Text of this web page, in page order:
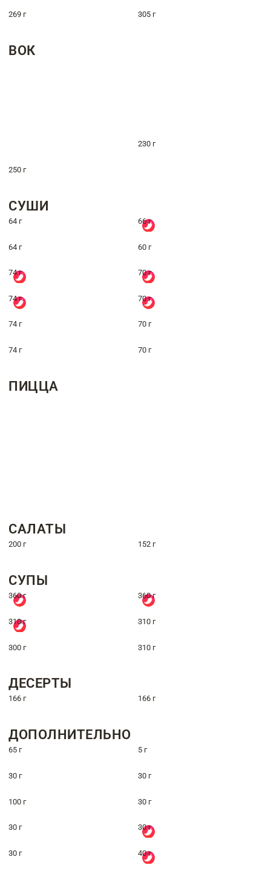
269 г 305 г
ВОК
230 г
250 г
СУШИ
64 г 66 г
64 г 60 г
74 г 70 г
74 г 70 г
74 г 70 г
74 г 70 г
ПИЦЦА
САЛАТЫ
200 г 152 г
СУПЫ
360 г 360 г
310 г 310 г
300 г 310 г
ДЕСЕРТЫ
166 г 166 г
ДОПОЛНИТЕЛЬНО
65 г 5 г
30 г 30 г
100 г 30 г
30 г 30 г
30 г 40 г